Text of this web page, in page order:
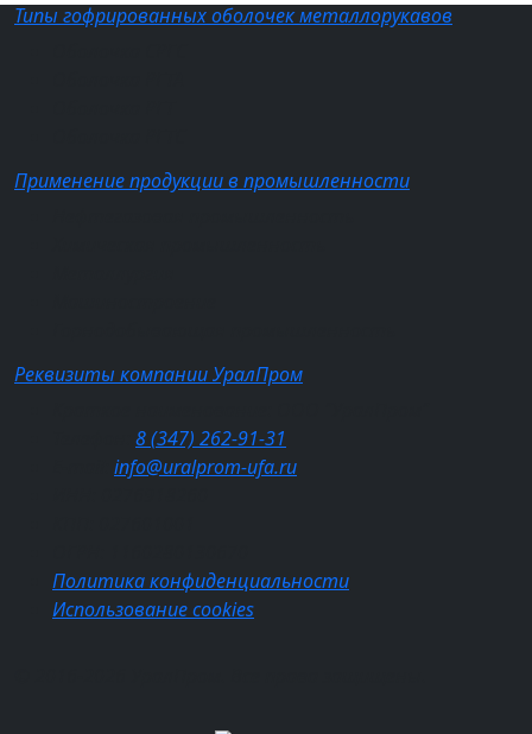
Типы гофрированных оболочек металлорукавов
Применение продукции в промышленности
Реквизиты компании УралПром
8 (347) 262‑91‑31
info@uralprom-ufa.ru
Политика конфиденциальности
Использование cookies